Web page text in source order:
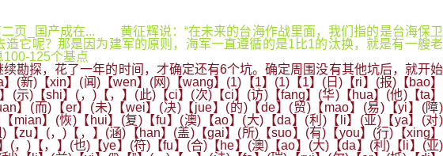
页_国产成在... 黄征辉说：“在未来的台海作战里面，我们指的是台海保卫
它呢？那是因为建军的原则，海军一直遵循的是1比1的汰换，就是有一艘老
125个基点
探，花了一年的时间，才确定还有6个坑。确定周围没有其他坑后，就开始
)【xin】(闻)【wen】(网)【wang】(1)【1】(1)【1】(日)【ri】(报)【bao】
示)【shi】(，)【，】(此)【ci】(次)【ci】(访)【fang】(华)【hua】(他)【ta】
】(而)【er】(未)【wei】(决)【jue】(的)【de】(贸)【mao】(易)【yi】(障)
mian】(恢)【hui】(复)【fu】(澳)【ao】(大)【da】(利)【li】(亚)【ya】(对)
zu】(，)【，】(涵)【han】(盖)【gai】(所)【suo】(有)【you】(行)【xing】
，)【，】(也)【ye】(符)【fu】(合)【he】(澳)【ao】(大)【da】(利)【li】(亚)